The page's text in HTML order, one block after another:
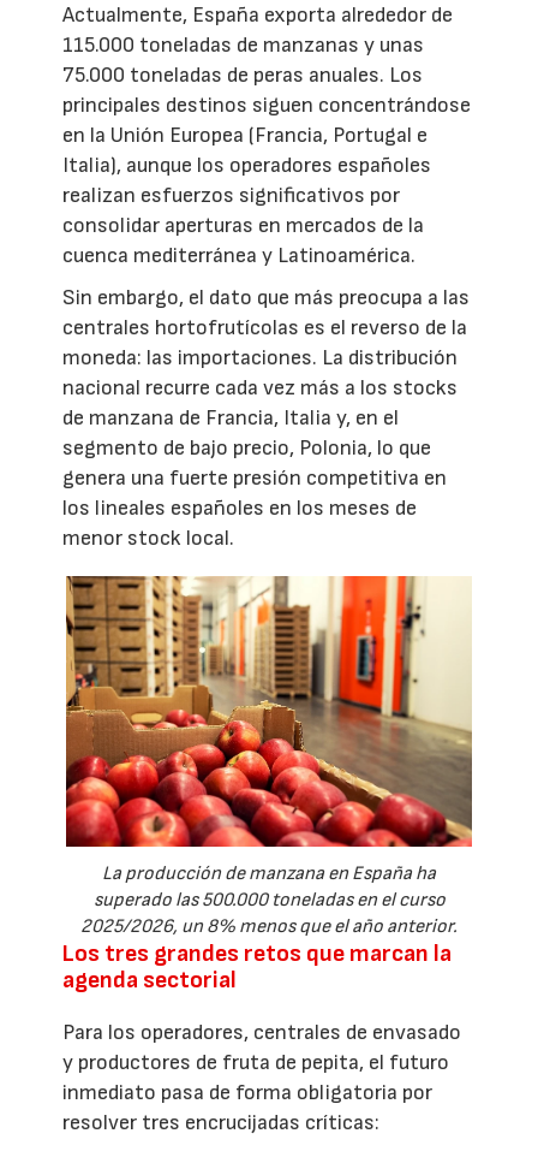
Actualmente, España exporta alrededor de
115.000 toneladas de manzanas y unas
75.000 toneladas de peras anuales. Los
principales destinos siguen concentrándose
en la Unión Europea (Francia, Portugal e
Italia), aunque los operadores españoles
realizan esfuerzos significativos por
consolidar aperturas en mercados de la
cuenca mediterránea y Latinoamérica.
Sin embargo, el dato que más preocupa a las
centrales hortofrutícolas es el reverso de la
moneda: las importaciones. La distribución
nacional recurre cada vez más a los stocks
de manzana de Francia, Italia y, en el
segmento de bajo precio, Polonia, lo que
genera una fuerte presión competitiva en
los lineales españoles en los meses de
menor stock local.
La producción de manzana en España ha
superado las 500.000 toneladas en el curso
2025/2026, un 8% menos que el año anterior.
Los tres grandes retos que marcan la
agenda sectorial
Para los operadores, centrales de envasado
y productores de fruta de pepita, el futuro
inmediato pasa de forma obligatoria por
resolver tres encrucijadas críticas: